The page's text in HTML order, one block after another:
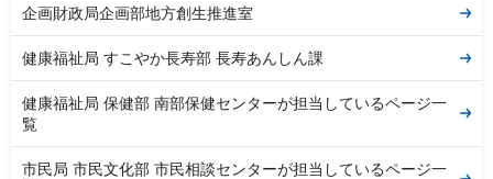
企画財政局企画部地方創生推進室
健康福祉局 すこやか長寿部 長寿あんしん課
健康福祉局 保健部 南部保健センターが担当しているページ一
覧
市民局 市民文化部 市民相談センターが担当しているページ一